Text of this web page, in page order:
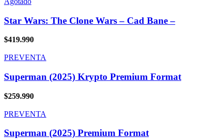
Star Wars: The Clone Wars – Cad Bane –
$419.990
PREVENTA
Superman (2025) Krypto Premium Format
$259.990
PREVENTA
Superman (2025) Premium Format